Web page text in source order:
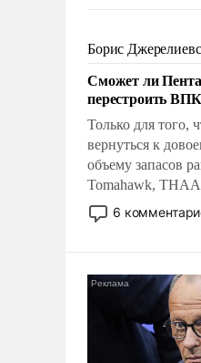
сложна и
и ее реализация
поднимет наши
возможности.
Борис
Сможет ли
перестроить
Только для того,
вернуться к
объему запасов
Tomahawk,
США потребуется
лет. Даже
Сложившаяся
означает
уязвимости
перед Китаем.
6